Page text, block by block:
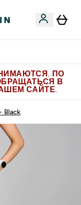
ПО
В
САЙТЕ.
Black